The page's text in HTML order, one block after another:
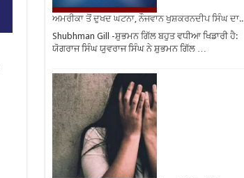
ਅਮਰੀਕਾ ਤੋਂ ਦੁਖਦ ਘਟਨਾ, ਨੌਜਵਾਨ ਖੁਸ਼ਕਰਨਦੀਪ ਸਿੰਘ ਦਾ..
Shubhman Gill -ਸ਼ੁਭਮਨ ਗਿੱਲ ਬਹੁਤ ਵਧੀਆ ਖਿਡਾਰੀ ਹੈ:
ਯੋਗਰਾਜ ਸਿੰਘ ਯੁਵਰਾਜ ਸਿੰਘ ਨੇ ਸ਼ੁਭਮਨ ਗਿੱਲ …